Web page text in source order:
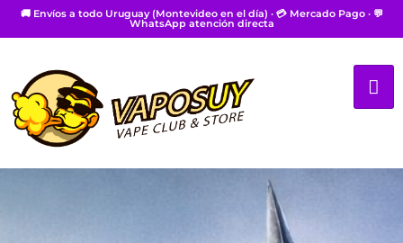
🚚 Envíos a todo Uruguay (Montevideo en el día) · 💳 Mercado Pago · 💬
WhatsApp atención directa